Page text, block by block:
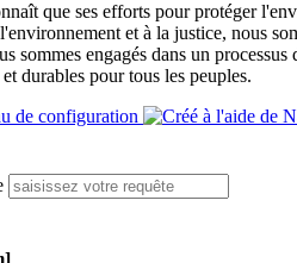
que ses efforts pour protéger
et à la justice, nous
sommes engagés dans un
durables pour tous les peuples.